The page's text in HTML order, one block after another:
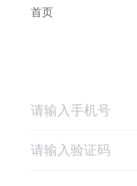
首页